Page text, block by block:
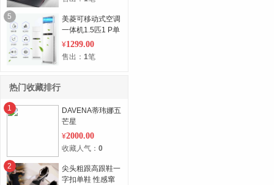
5
美菱可移动式空调
一体机1.5匹1 P单
冷型小制冷厨房窗
式冷暖免安装
¥1299.00
售出： 1笔
热门收藏排行
1
DAVENA蒂玮娜五
芒星
¥2000.00
收藏人气： 0
2
尖头粗跟高跟鞋一
字扣单鞋 性感窜